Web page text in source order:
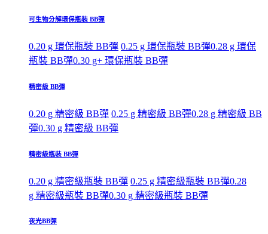
可生物分解環保瓶裝 BB彈
0.20 g 環保瓶裝 BB彈 0.25 g 環保瓶裝 BB彈0.28 g 環保
瓶裝 BB彈0.30 g+ 環保瓶裝 BB彈
精密級 BB彈
0.20 g 精密級 BB彈 0.25 g 精密級 BB彈0.28 g 精密級 BB
彈0.30 g 精密級 BB彈
精密級瓶裝 BB彈
0.20 g 精密級瓶裝 BB彈 0.25 g 精密級瓶裝 BB彈0.28
g 精密級瓶裝 BB彈0.30 g 精密級瓶裝 BB彈
夜光BB彈